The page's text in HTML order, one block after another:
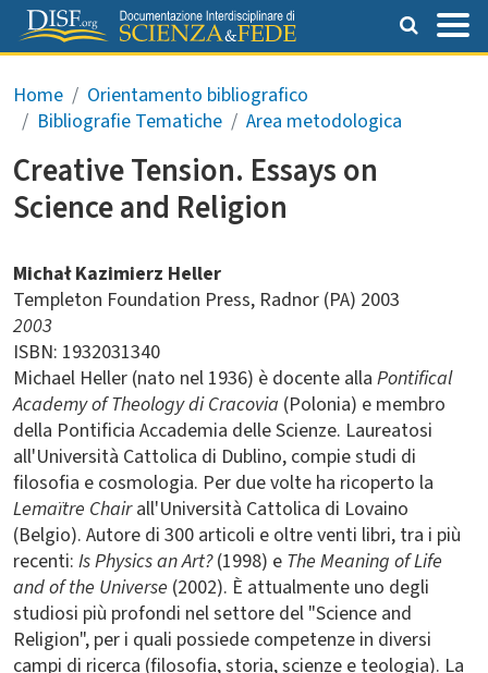
Salta al contenuto principale
Briciole di pane
Home
Orientamento bibliografico
Bibliografie Tematiche
Area metodologica
Creative Tension. Essays on
Science and Religion
Michał Kazimierz Heller
Templeton Foundation Press Radnor (PA) 2003
2003
ISBN: 1932031340
Michael Heller (nato nel 1936) è docente alla Pontifical
Academy of Theology di Cracovia (Polonia) e membro
della Pontificia Accademia delle Scienze. Laureatosi
all'Università Cattolica di Dublino, compie studi di
filosofia e cosmologia. Per due volte ha ricoperto la
Lemaïtre Chairall'Università Cattolica di Lovaino
(Belgio). Autore di 300 articoli e oltre venti libri, tra i più
recenti: Is Physics an Art?(1998) e The Meaning of Life
and of the Universe (2002). È attualmente uno degli
studiosi più profondi nel settore del "Science and
Religion", per i quali possiede competenze in diversi
campi di ricerca (filosofia, storia, scienze e teologia). La